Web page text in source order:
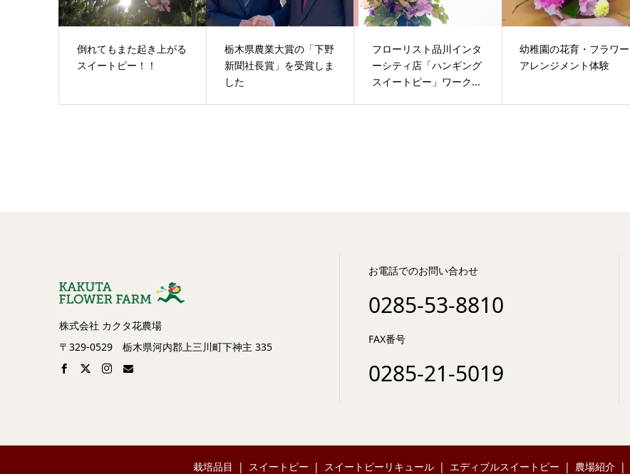
倒れてもまた起き上がる
スイートピー！！
栃木県農業大賞の「下野
新聞社長賞」を受賞しま
した
フローリスト品川インタ
ーシティ店「ハンギング
スイートピー」ワーク...
幼稚園の花育・フラワー
アレンジメント体験
株式会社 カクタ花農場
〒329-0529 栃木県河内郡上三川町下神主 335
お電話でのお問い合わせ
0285-53-8810
FAX番号
‭0285-21-5019
栽培品目 スイートピー スイートピーリキュール エディブルスイートピー 農場紹介